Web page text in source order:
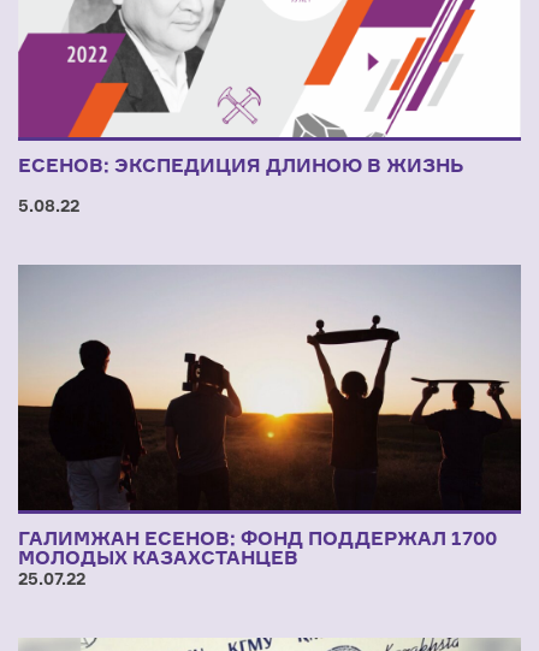
ЕСЕНОВ: ЭКСПЕДИЦИЯ ДЛИНОЮ В ЖИЗНЬ
5.08.22
ГАЛИМЖАН ЕСЕНОВ: ФОНД ПОДДЕРЖАЛ 1700
МОЛОДЫХ КАЗАХСТАНЦЕВ
25.07.22